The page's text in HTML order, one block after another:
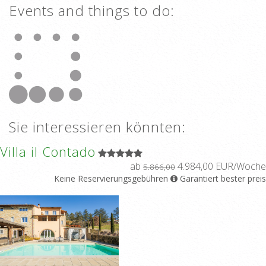
Events and things to do:
Sie interessieren könnten:
Villa il Contado
ab 5.866,00 4.984,00 EUR/Woche
Keine Reservierungsgebühren Garantiert bester preis